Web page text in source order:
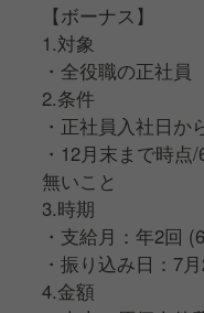
【ボーナス】
1.対象
・全役職の正社員
2.条件
・正社員入社日か
・12月末まで時
無いこと
3.時期
・支給月：年2回
・振り込み日：7
4.金額